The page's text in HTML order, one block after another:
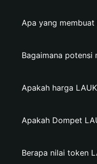
Apa yang membuat
Bagaimana potensi
Apakah harga
Apakah Dompet
Berapa nilai token